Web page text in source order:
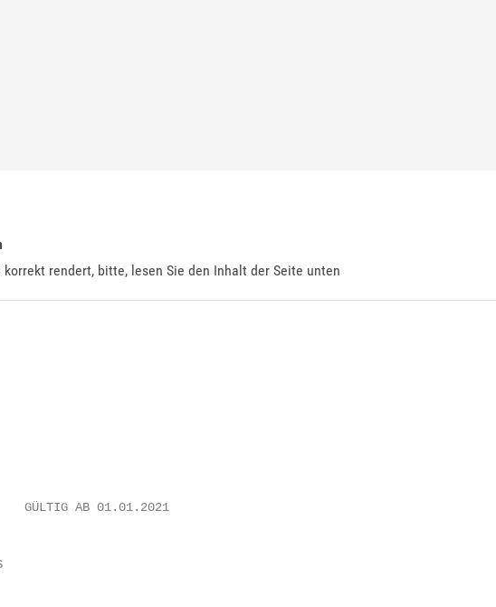
rendert, bitte, lesen Sie den Inhalt der Seite unten
AB 01.01.2021